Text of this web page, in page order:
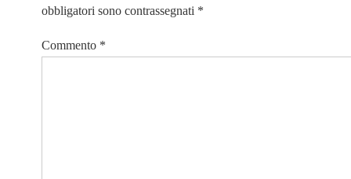
obbligatori sono contrassegnati *
Commento *